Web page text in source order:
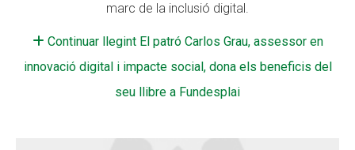
marc de la inclusió digital.
Continuar llegint El patró Carlos Grau, assessor en
innovació digital i impacte social, dona els beneficis del
seu llibre a Fundesplai
Fes voluntariat